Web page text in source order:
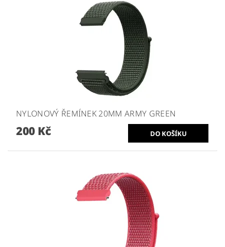
NYLONOVÝ ŘEMÍNEK 20MM ARMY GREEN
200 Kč